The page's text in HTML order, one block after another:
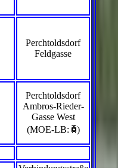
Perchtoldsdorf
Feldgasse
Perchtoldsdorf
Ambros-Rieder-
Gasse West
(MOE-LB: `)